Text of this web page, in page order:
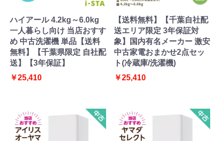
ハイアール 4.2kg～6.0kg
一人暮らし向け 当店おすす
め 中古洗濯機 単品【送料
無料】【千葉県限定 自社配
送】【3年保証】
￥25,410
【送料無料】【千葉自社配
送エリア限定 3年保証対
象】国内有名メーカー 激安
中古家電おまかせ2点セッ
ト(冷蔵庫/洗濯機)
￥25,410